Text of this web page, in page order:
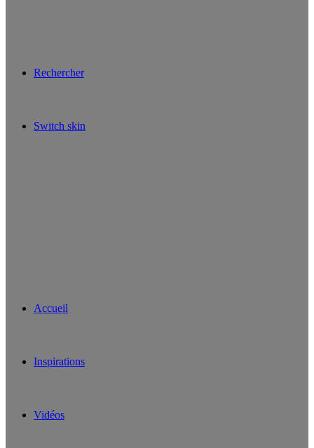
Rechercher
Switch skin
Accueil
Inspirations
Vidéos